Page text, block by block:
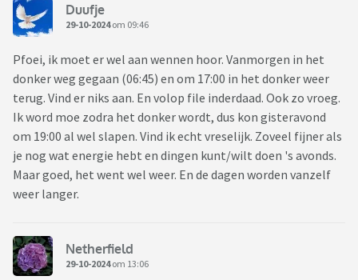
Duufje
29-10-2024om 09:46
Pfoei, ik moet er wel aan wennen hoor. Vanmorgen in het
donker weg gegaan (06:45) en om 17:00 in het donker weer
terug. Vind er niks aan. En volop file inderdaad. Ook zo vroeg.
Ik word moe zodra het donker wordt, dus kon gisteravond
om 19:00 al wel slapen. Vind ik echt vreselijk. Zoveel fijner als
je nog wat energie hebt en dingen kunt/wilt doen 's avonds.
Maar goed, het went wel weer. En de dagen worden vanzelf
weer langer.
Netherfield
29-10-2024om 13:06